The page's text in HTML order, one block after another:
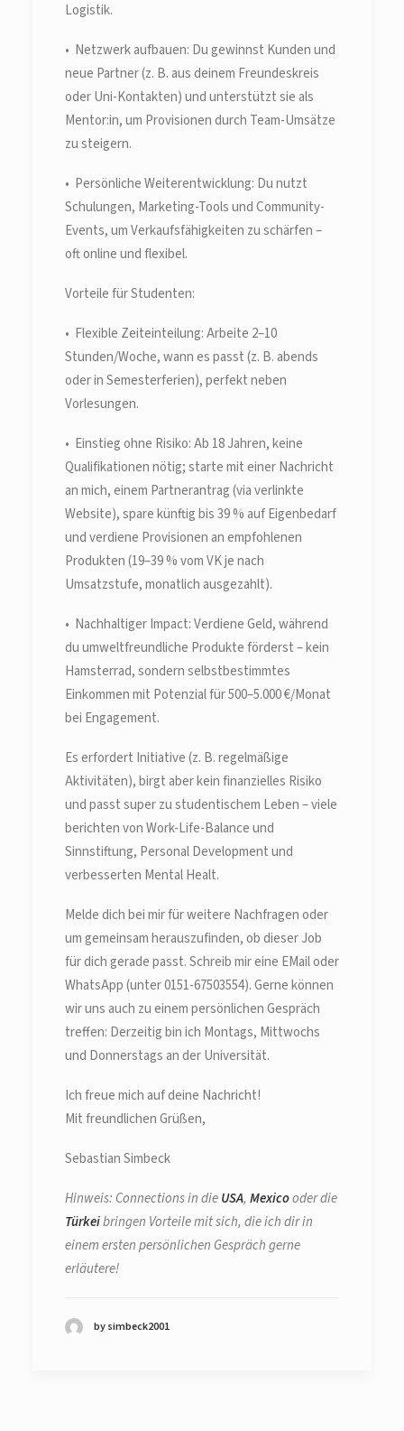
Logistik.
• Netzwerk aufbauen: Du gewinnst Kunden und
neue Partner (z. B. aus deinem Freundeskreis
oder Uni-Kontakten) und unterstützt sie als
Mentor:in, um Provisionen durch Team-Umsätze
zu steigern.
• Persönliche Weiterentwicklung: Du nutzt
Schulungen, Marketing-Tools und Community-
Events, um Verkaufsfähigkeiten zu schärfen –
oft online und flexibel.
Vorteile für Studenten:
• Flexible Zeiteinteilung: Arbeite 2–10
Stunden/Woche, wann es passt (z. B. abends
oder in Semesterferien), perfekt neben
Vorlesungen.
• Einstieg ohne Risiko: Ab 18 Jahren, keine
Qualifikationen nötig; starte mit einer Nachricht
an mich, einem Partnerantrag (via verlinkte
Website), spare künftig bis 39 % auf Eigenbedarf
und verdiene Provisionen an empfohlenen
Produkten (19–39 % vom VK je nach
Umsatzstufe, monatlich ausgezahlt).
• Nachhaltiger Impact: Verdiene Geld, während
du umweltfreundliche Produkte förderst – kein
Hamsterrad, sondern selbstbestimmtes
Einkommen mit Potenzial für 500–5.000 €/Monat
bei Engagement.
Es erfordert Initiative (z. B. regelmäßige
Aktivitäten), birgt aber kein finanzielles Risiko
und passt super zu studentischem Leben – viele
berichten von Work-Life-Balance und
Sinnstiftung, Personal Development und
verbesserten Mental Healt.
Melde dich bei mir für weitere Nachfragen oder
um gemeinsam herauszufinden, ob dieser Job
für dich gerade passt. Schreib mir eine EMail oder
WhatsApp (unter 0151-67503554). Gerne können
wir uns auch zu einem persönlichen Gespräch
treffen: Derzeitig bin ich Montags, Mittwochs
und Donnerstags an der Universität.
Ich freue mich auf deine Nachricht!
Mit freundlichen Grüßen,
Sebastian Simbeck
Hinweis: Connections in dieUSA, Mexicooder die
Türkeibringen Vorteile mit sich, die ich dir in
einem ersten persönlichen Gespräch gerne
erläutere!
by simbeck2001